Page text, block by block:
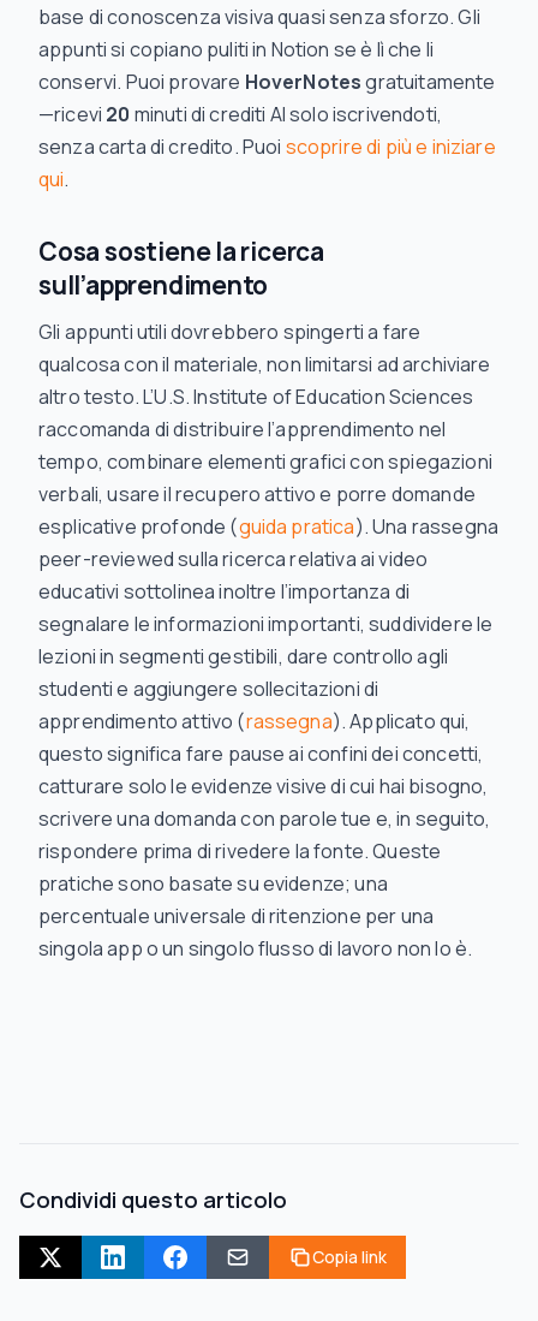
base di conoscenza visiva quasi senza sforzo. Gli
appunti si copiano puliti in Notion se è lì che li
conservi. Puoi provare HoverNotesgratuitamente
—ricevi 20 minuti di crediti AI solo iscrivendoti,
senza carta di credito. Puoi scoprire di più e iniziare
qui.
Cosa sostiene la ricerca
sull’apprendimento
Gli appunti utili dovrebbero spingerti a fare
qualcosa con il materiale, non limitarsi ad archiviare
altro testo. L’U.S. Institute of Education Sciences
raccomanda di distribuire l’apprendimento nel
tempo, combinare elementi grafici con spiegazioni
verbali, usare il recupero attivo e porre domande
esplicative profonde (guida pratica). Una rassegna
peer-reviewed sulla ricerca relativa ai video
educativi sottolinea inoltre l’importanza di
segnalare le informazioni importanti, suddividere le
lezioni in segmenti gestibili, dare controllo agli
studenti e aggiungere sollecitazioni di
apprendimento attivo (rassegna). Applicato qui,
questo significa fare pause ai confini dei concetti,
catturare solo le evidenze visive di cui hai bisogno,
scrivere una domanda con parole tue e, in seguito,
rispondere prima di rivedere la fonte. Queste
pratiche sono basate su evidenze; una
percentuale universale di ritenzione per una
singola app o un singolo flusso di lavoro non lo è.
Condividi questo articolo
Copia link